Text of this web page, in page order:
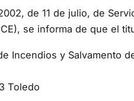
de 11 de julio, de
se informa de que el
Incendios y Salvamento
Toledo